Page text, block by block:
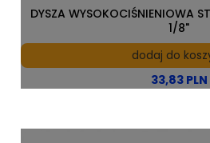
33,83 PLN
DYSZA WYSOKOCIŚNIENIOWA
1/8"
dodaj do